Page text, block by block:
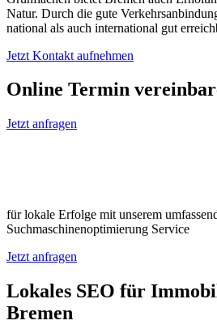
Natur. Durch die gute
national als auch international gut
Jetzt Kontakt aufnehmen
Online Termin
Jetzt anfragen
für lokale Erfolge mit unserem
Suchmaschinenoptimierung Service
Jetzt anfragen
Lokales SEO für
Bremen